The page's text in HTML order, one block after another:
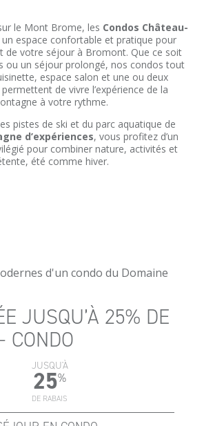
le Mont Brome, les Condos Château-
espace confortable et pratique pour
de votre séjour à Bromont. Que ce soit
ou un séjour prolongé, nos condos tout
espace salon et une ou deux
de vivre l’expérience de la
à votre rythme.
pistes de ski et du parc aquatique de
d’expériences, vous profitez d’un
pour combiner nature, activités et
été comme hiver.
JUSQU’À 25% DE
CONDO
JUSQU'À
25%
DE RABAIS